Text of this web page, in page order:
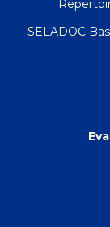
SELADOC